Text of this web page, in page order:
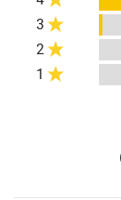
3
2
1